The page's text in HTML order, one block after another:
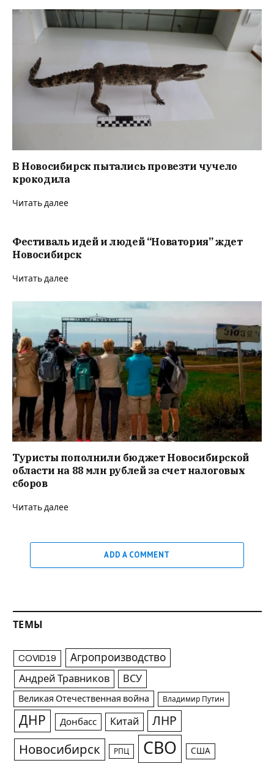
В Новосибирск пытались провезти чучело
крокодила
Читать далее
Фестиваль идей и людей “Новатория” ждет
Новосибирск
Читать далее
Туристы пополнили бюджет Новосибирской
области на 88 млн рублей за счет налоговых
сборов
Читать далее
ADD A COMMENT
ТЕМЫ
COVID19 Агропроизводство
Андрей Травников ВСУ
Великая Отечественная война Владимир Путин
ДНР Донбасс Китай ЛНР
Новосибирск РПЦ СВО США